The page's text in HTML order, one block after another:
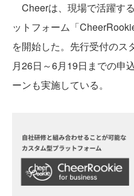
Cheerは、現場で活躍す
ットフォーム「
を開始した。先行受付のス
月26日～6月19日までの申
ーンも実施している。